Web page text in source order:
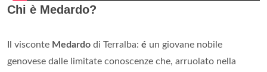
Chi è Medardo?
Il visconte Medardo di Terralba: é un giovane nobile
genovese dalle limitate conoscenze che, arruolato nella